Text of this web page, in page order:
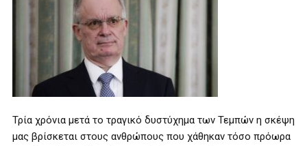
Τρία χρόνια μετά το τραγικό δυστύχημα των Τεμπών η σκέψη
μας βρίσκεται στους ανθρώπους που χάθηκαν τόσο πρόωρα